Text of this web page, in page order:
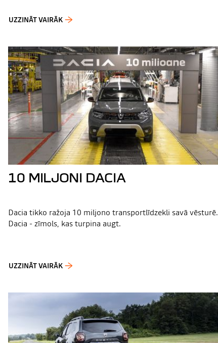
UZZINĀT VAIRĀK
10 MILJONI DACIA
Dacia tikko ražoja 10 miljono transportlīdzekli savā vēsturē.
Dacia - zīmols, kas turpina augt.
UZZINĀT VAIRĀK